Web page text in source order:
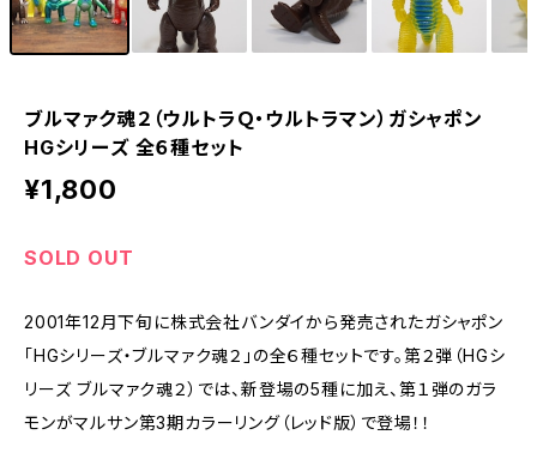
ブルマァク魂２（ウルトラＱ・ウルトラマン）ガシャポン
HGシリーズ 全６種セット
¥1,800
SOLD OUT
2001年12月下旬に株式会社バンダイから発売されたガシャポン
「HGシリーズ・ブルマァク魂２」の全６種セットです。第２弾（HGシ
リーズ ブルマァク魂２）では、新登場の5種に加え、第１弾のガラ
モンがマルサン第3期カラーリング（レッド版）で登場！！